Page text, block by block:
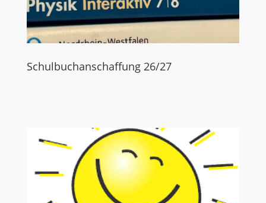
Schulbuchanschaffung 26/27